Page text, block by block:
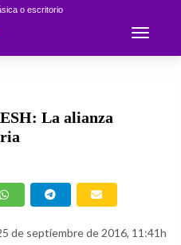
o escritorio
Toggle
La alianza
de septiembre de 2016, 11:41h